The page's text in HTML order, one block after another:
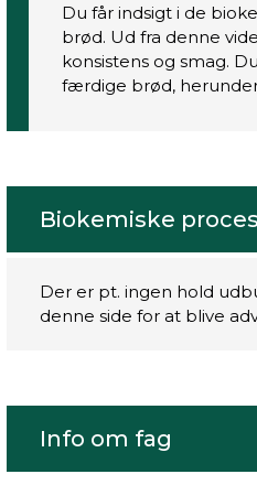
Du får indsigt i de
brød. Ud fra denne
konsistens og smag.
færdige brød,
Biokemiske
Der er pt. ingen hold
denne side for at blive
Info om fag